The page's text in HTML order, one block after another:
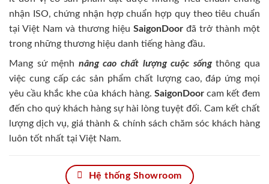
nhận ISO, chứng nhận hợp chuẩn hợp quy theo tiêu chuẩn
tại Việt Nam và thương hiệu SaigonDoor đã trở thành một
trong những thương hiệu danh tiếng hàng đầu.
Mang sứ mệnh nâng cao chất lượng cuộc sốngthông qua
việc cung cấp các sản phẩm chất lượng cao, đáp ứng mọi
yêu cầu khắc khe của khách hàng. SaigonDoorcam kết đem
đến cho quý khách hàng sự hài lòng tuyệt đối. Cam kết chất
lượng dịch vụ, giá thành & chính sách chăm sóc khách hàng
luôn tốt nhất tại Việt Nam.
Hệ thống Showroom